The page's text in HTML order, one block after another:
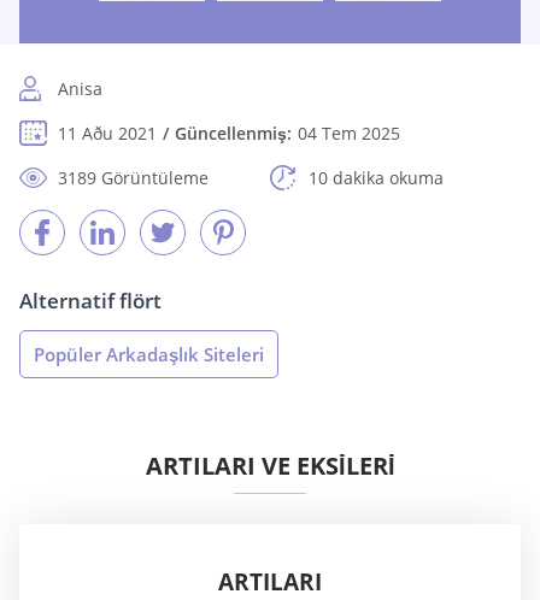
Anisa
11 Aðu 2021
Güncellenmiş: 04 Tem 2025
3189 Görüntüleme
10 dakika okuma
Alternatif flört
Popüler Arkadaşlık Siteleri
ARTILARI VE EKSİLERİ
ARTILARI